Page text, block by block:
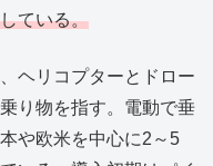
ている。
ヘリコプターとドロー
り物を指す。電動で垂
や欧米を中心に2～5